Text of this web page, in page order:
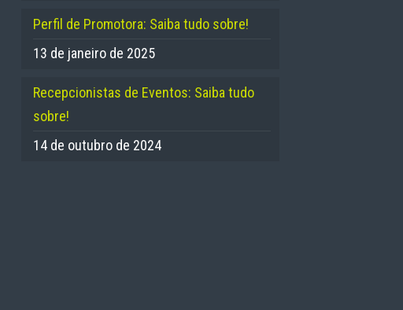
Perfil de Promotora: Saiba tudo sobre!
13 de janeiro de 2025
Recepcionistas de Eventos: Saiba tudo
sobre!
14 de outubro de 2024